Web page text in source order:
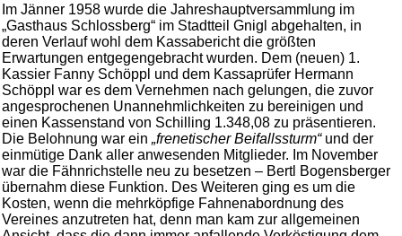
Im Jänner 1958 wurde die Jahreshauptversammlung im
„Gasthaus Schlossberg“ im Stadtteil Gnigl abgehalten, in
deren Verlauf wohl dem Kassabericht die größten
Erwartungen entgegengebracht wurden. Dem (neuen) 1.
Kassier Fanny Schöppl und dem Kassaprüfer Hermann
Schöppl war es dem Vernehmen nach gelungen, die zuvor
angesprochenen Unannehmlichkeiten zu bereinigen und
einen Kassenstand von Schilling 1.348,08 zu präsentieren.
Die Belohnung war ein „frenetischer Beifallssturm“und der
einmütige Dank aller anwesenden Mitglieder. Im November
war die Fähnrichstelle neu zu besetzen – Bertl Bogensberger
übernahm diese Funktion. Des Weiteren ging es um die
Kosten, wenn die mehrköpfige Fahnenabordnung des
Vereines anzutreten hat, denn man kam zur allgemeinen